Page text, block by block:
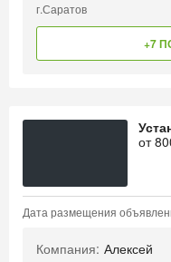
г.Саратов
+7
от
Дата размещения
Компания: Алексей